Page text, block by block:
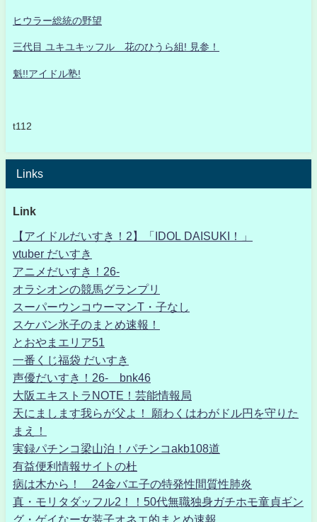
ヒウラー総統の野望
三代目 ユキユキッフル 花のひうら組! 見参！
魁!!アイドル塾!
t112
Links
Link
【アイドルだいすき！2】「IDOL DAISUKI！」
vtuber だいすき
アニメだいすき！26-
オラシオンの競馬グランプリ
スーパーウンコウーマンT・子なし
スケバン氷子のまとめ速報！
とおやまエリア51
一番くじ福袋 だいすき
声優だいすき！26- bnk46
大阪エキストラNOTE！芸能情報局
天にまします我らが父よ！ 願わくはわがドル円を守りた
まえ！
実録パチンコ梁山泊！パチンコakb108道
有益便利情報サイトの杜
病は木から！ 24金バエ子の特発性間質性肺炎
真・モリタダッフル2！！50代無職独身ガチホモ童貞ギン
グ・ゲイなー女装子オネエ的まとめ速報